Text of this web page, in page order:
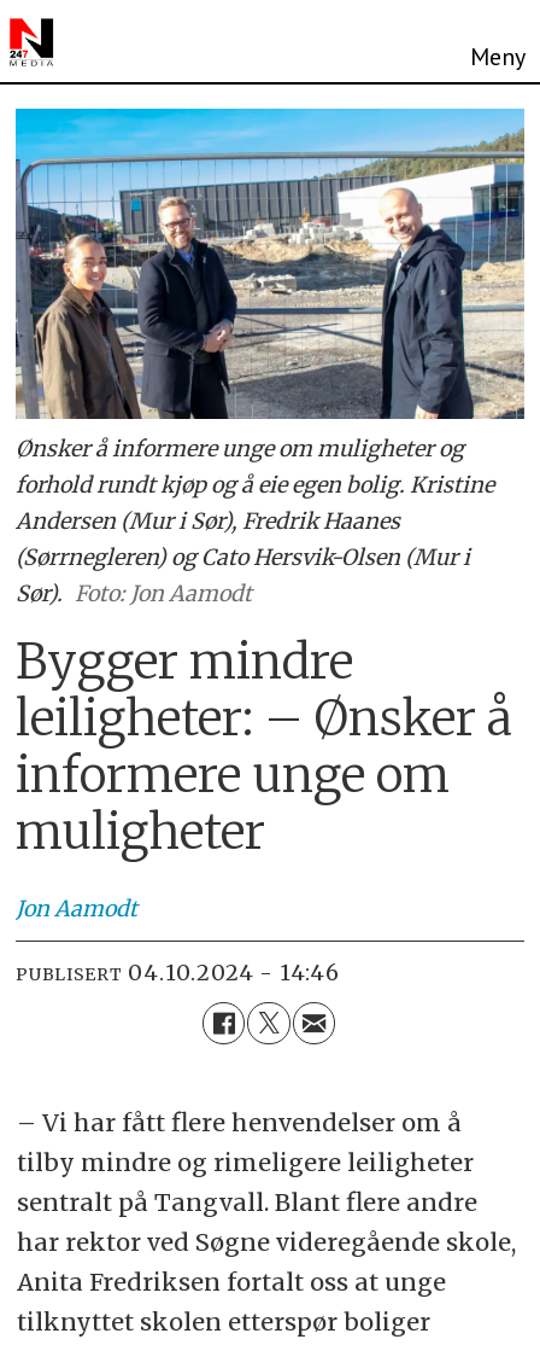
Ønsker å informere unge om muligheter og
forhold rundt kjøp og å eie egen bolig. Kristine
Andersen (Mur i Sør), Fredrik Haanes
(Sørrnegleren) og Cato Hersvik-Olsen (Mur i
Sør). Foto: Jon Aamodt
Bygger mindre
leiligheter: – Ønsker å
informere unge om
muligheter
JonAamodt
PUBLISERT 04.10.2024 - 14:46
– Vi har fått flere henvendelser om å
tilby mindre og rimeligere leiligheter
sentralt på Tangvall. Blant flere andre
har rektor ved Søgne videregående skole,
Anita Fredriksen fortalt oss at unge
tilknyttet skolen etterspør boliger